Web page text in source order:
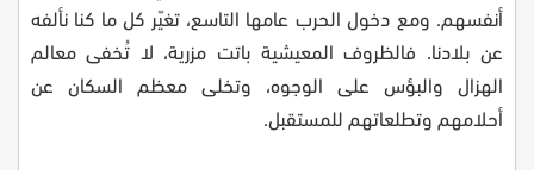
أنفسهم. ومع دخول الحرب عامها التاسع، تغيّر كل ما كنا نألفه
عن بلادنا. فالظروف المعيشية باتت مزرية، لا تُخفى معالم
الهزال والبؤس على الوجوه، وتخلى معظم السكان عن
أحلامهم وتطلعاتهم للمستقبل.